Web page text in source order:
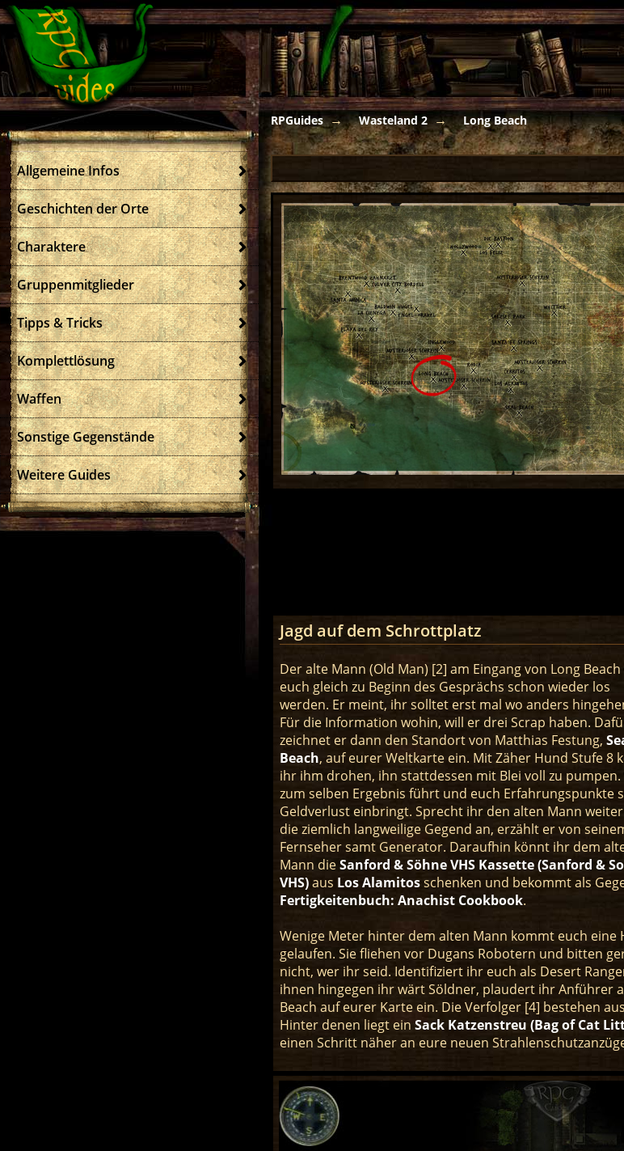
Allgemeine Infos
Geschichten der Orte
Charaktere
Gruppenmitglieder
Tipps & Tricks
Komplettlösung
Waffen
Sonstige Gegenstände
Weitere Guides
RPGuides Wasteland 2 Long Beach
Jagd auf dem Schrottplatz
Der alte Mann (Old Man) [2] am Eingang von Long Beach
euch gleich zu Beginn des Gesprächs schon wieder los
werden. Er meint, ihr solltet erst mal wo anders
Für die Information wohin, will er drei Scrap haben.
zeichnet er dann den Standort von Matthias Festung,
Beach, auf eurer Weltkarte ein. Mit Zäher Hund Stufe 8
ihr ihm drohen, ihn stattdessen mit Blei voll zu pumpen.
zum selben Ergebnis führt und euch Erfahrungspunkte
Geldverlust einbringt. Sprecht ihr den alten Mann
die ziemlich langweilige Gegend an, erzählt er von
Fernseher samt Generator. Daraufhin könnt ihr dem
Mann dieSanford & Söhne VHS Kassette (Sanford &
VHS)aus Los Alamitosschenken und bekommt als
Fertigkeitenbuch: Anachist Cookbook.
Wenige Meter hinter dem alten Mann kommt euch
gelaufen. Sie fliehen vor Dugans Robotern und bitten
nicht, wer ihr seid. Identifiziert ihr euch als Desert
ihnen hingegen ihr wärt Söldner, plaudert ihr Anführer
Beach auf eurer Karte ein. Die Verfolger [4] bestehen
Hinter denen liegt ein Sack Katzenstreu (Bag of Cat
einen Schritt näher an eure neuen